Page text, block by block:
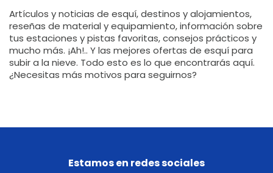
Artículos y noticias de esquí, destinos y alojamientos,
reseñas de material y equipamiento, información sobre
tus estaciones y pistas favoritas, consejos prácticos y
mucho más. ¡Ah!.. Y las mejores ofertas de esquí para
subir a la nieve. Todo esto es lo que encontrarás aquí.
¿Necesitas más motivos para seguirnos?
Estamos en redes sociales